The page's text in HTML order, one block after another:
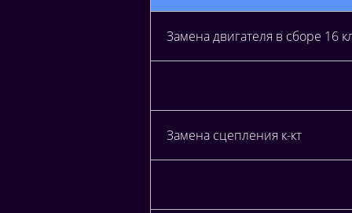
Замена двигателя в сборе 16
Замена сцепления к-кт